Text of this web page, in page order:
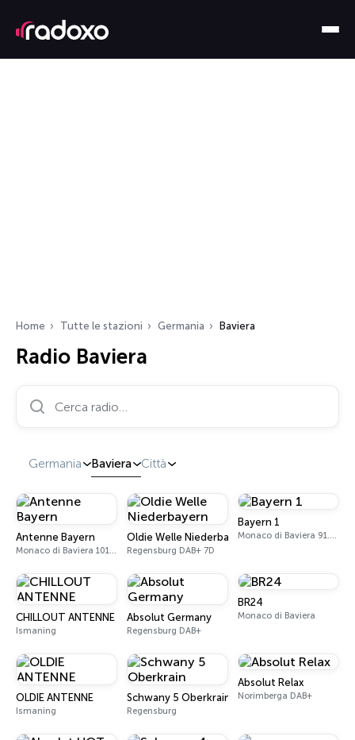
Home Tutte le stazioni Germania Baviera
Radio Baviera
Cerca radio…
Germania Baviera Città
Antenne Bayern
Monaco di Baviera 101.3 FM
Oldie Welle Niederbayern
Regensburg DAB+ 7D
Bayern 1
Monaco di Baviera 91.3 FM
CHILLOUT ANTENNE
Ismaning
Absolut Germany
Regensburg DAB+
BR24
Monaco di Baviera
OLDIE ANTENNE
Ismaning
Schwany 5 Oberkrain
Regensburg
Absolut Relax
Norimberga DAB+